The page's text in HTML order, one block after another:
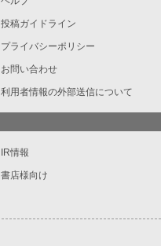
投稿ガイドライン
プライバシーポリシー
お問い合わせ
利用者情報の外部送信について
IR情報
書店様向け